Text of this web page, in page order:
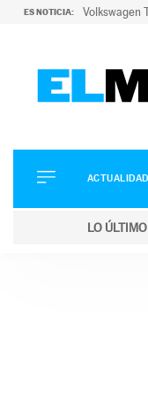
ES NOTICIA: Volkswagen
ELÉCTRICOS
CONDUCIR
ACTUALIDAD
LO ÚLTIMO